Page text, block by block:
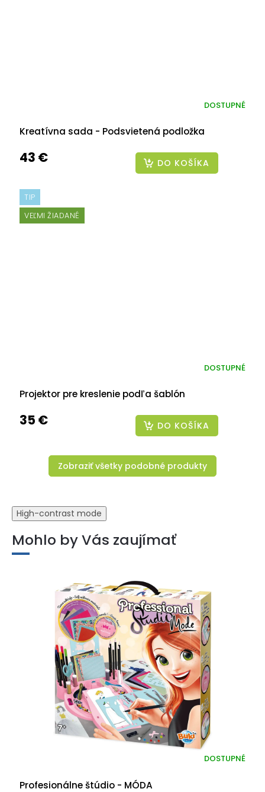
Kreatívna sada - Podsvietená podložka
DOSTUPNÉ
43 € DO KOŠÍKA
TIP
VEĽMI ŽIADANÉ
Projektor pre kreslenie podľa šablón
DOSTUPNÉ
35 € DO KOŠÍKA
Zobraziť všetky podobné produkty
High-contrast mode
Mohlo by Vás zaujímať
Profesionálne štúdio - MÓDA
DOSTUPNÉ